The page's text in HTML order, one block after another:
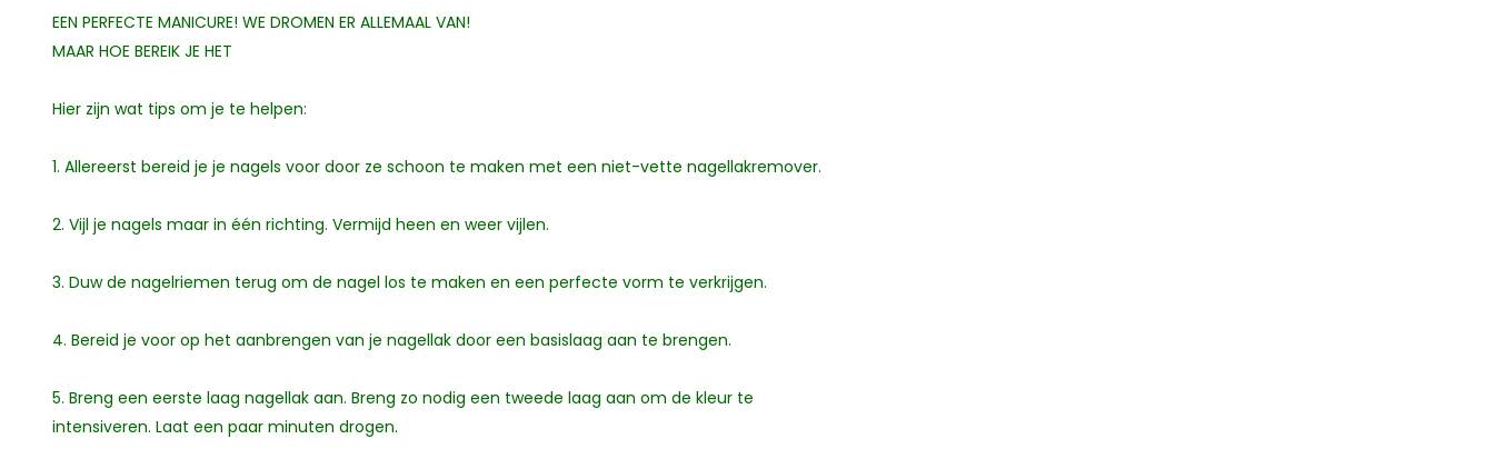
EEN PERFECTE MANICURE! WE DROMEN ER ALLEMAAL VAN!
MAAR HOE BEREIK JE HET
Hier zijn wat tips om je te helpen:
1. Allereerst bereid je je nagels voor door ze schoon te maken met een niet-vette nagellakremover.
2. Vijl je nagels maar in één richting. Vermijd heen en weer vijlen.
3. Duw de nagelriemen terug om de nagel los te maken en een perfecte vorm te verkrijgen.
4. Bereid je voor op het aanbrengen van je nagellak door een basislaag aan te brengen.
5. Breng een eerste laag nagellak aan. Breng zo nodig een tweede laag aan om de kleur te
intensiveren. Laat een paar minuten drogen.